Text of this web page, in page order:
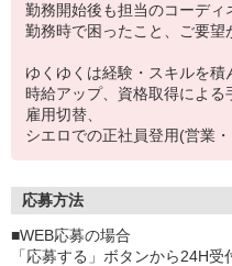
勤務開始後も担当のコーディ
勤務時で困ったこと、ご要望
ゆくゆくは経験・スキルを積
時給アップ、資格取得によ
雇用切替、
シエロでの正社員登用(営業
応募方法
■WEB応募の場合
「応募する」ボタンから24H受